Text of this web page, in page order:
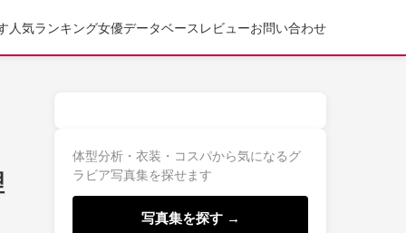
人気ランキング女優データベース レビューお問い合わせ
体型分析・衣装・コスパから気になるグ
ラビア写真集を探せます
写真集を探す →